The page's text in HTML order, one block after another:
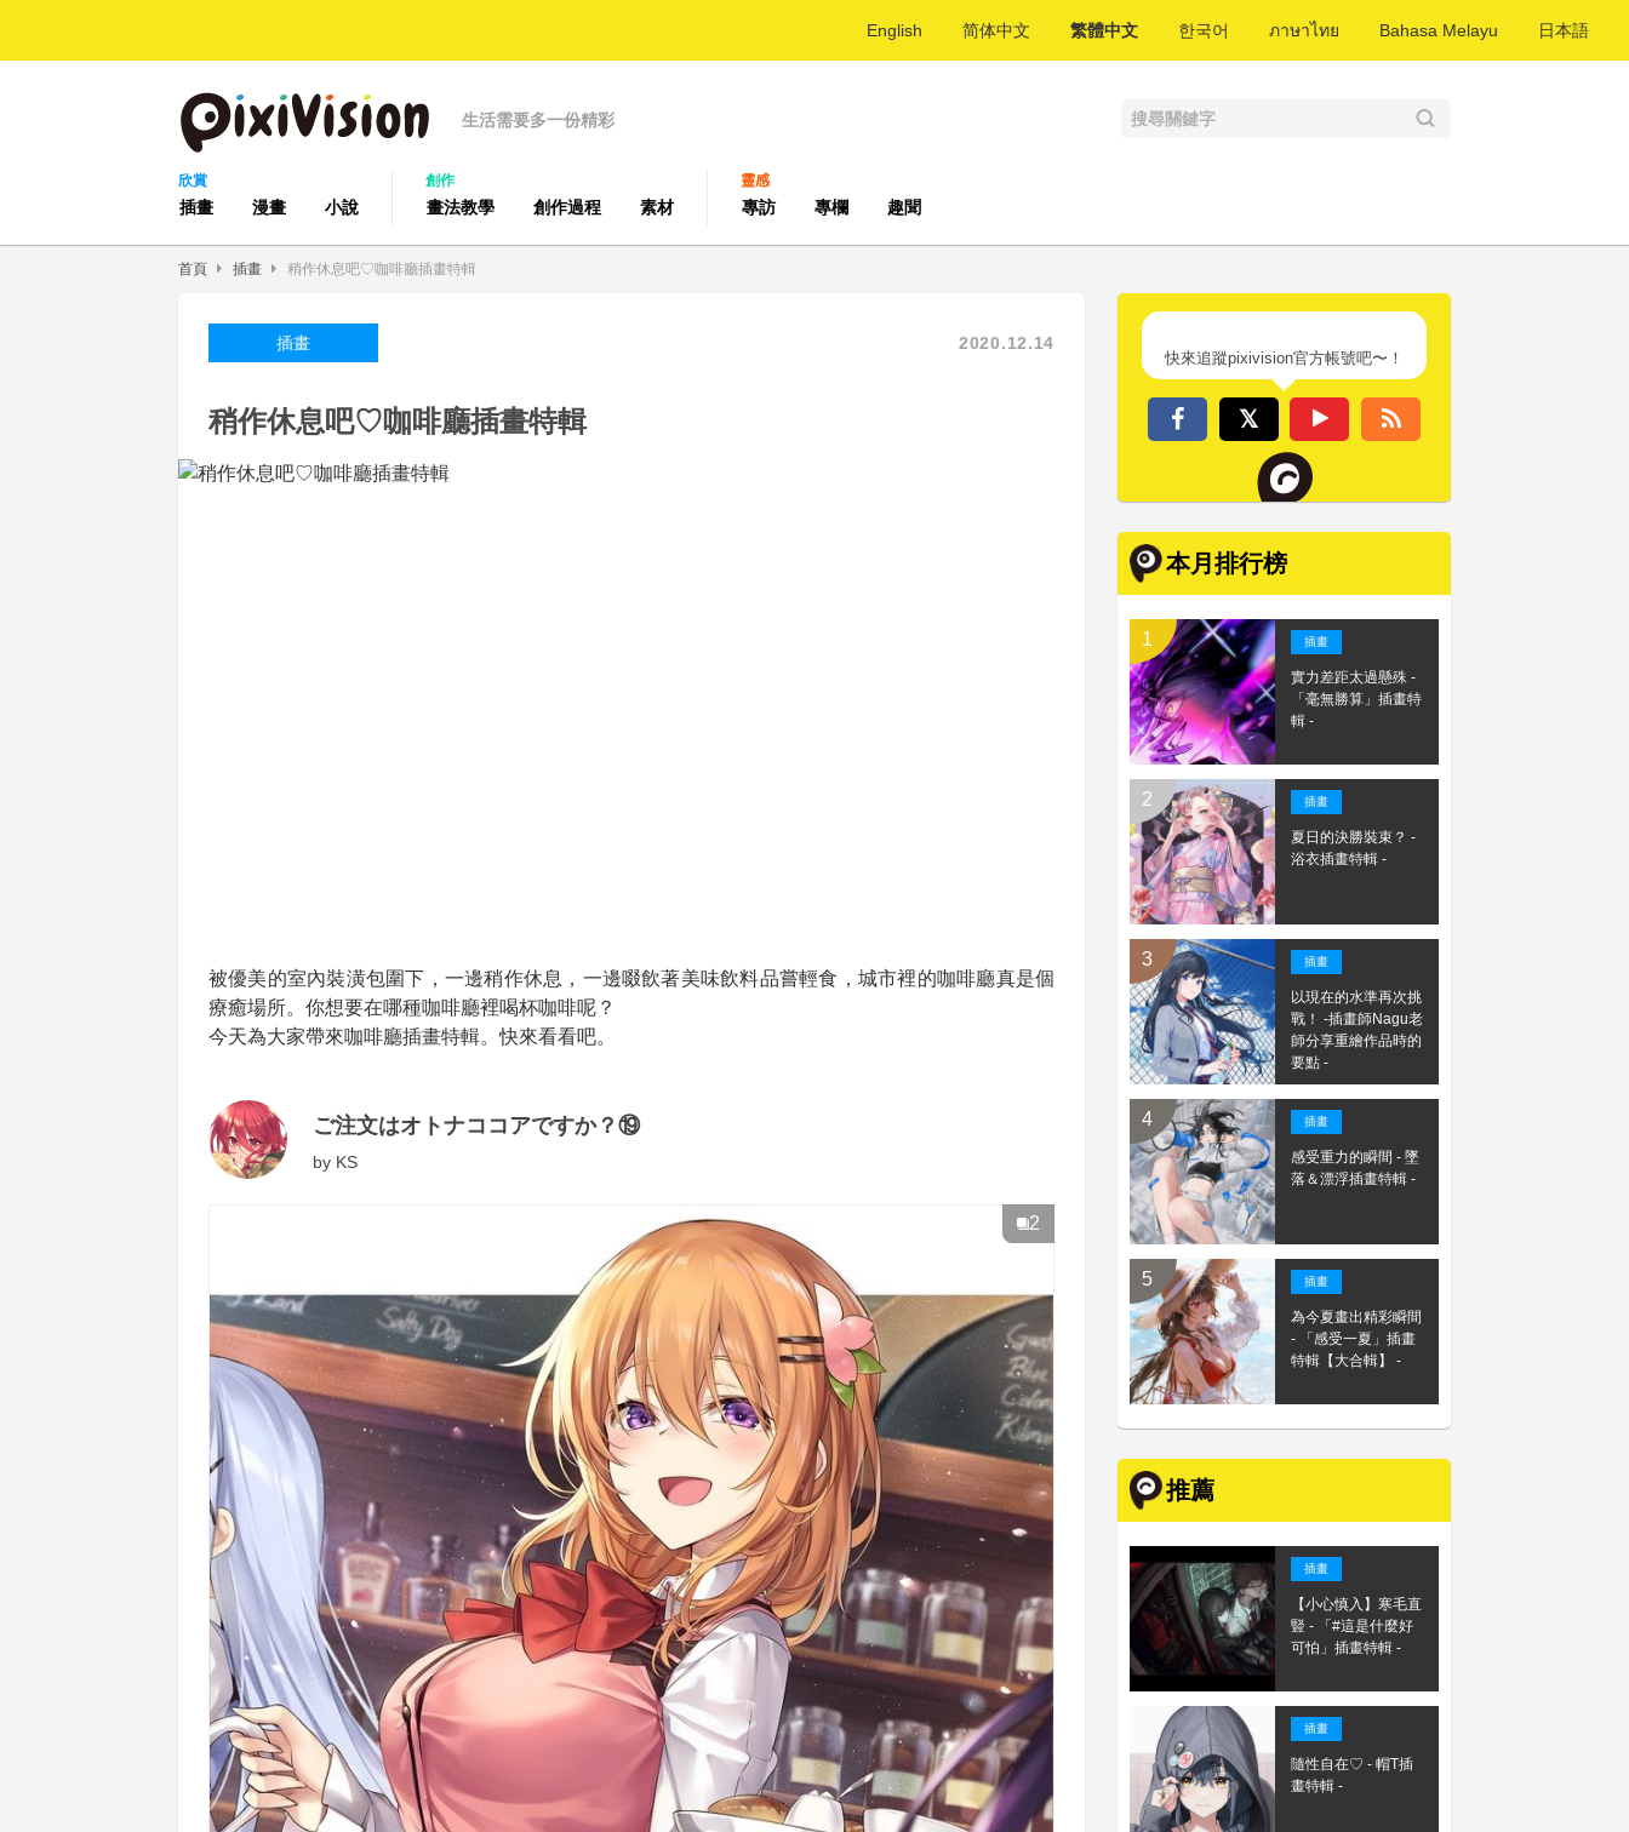
English 简体中文 繁體中文 한국어 ภาษาไทย Bahasa Melayu 日本語
生活需要多一份精彩
欣賞
插畫 漫畫 小說
創作
畫法教學 創作過程 素材
靈感
專訪 專欄 趣聞
首頁 插畫 稍作休息吧♡咖啡廳插畫特輯
插畫 2020.12.14
稍作休息吧♡咖啡廳插畫特輯
被優美的室內裝潢包圍下，一邊稍作休息，一邊啜飲著美味飲料品嘗輕食，城市裡的咖啡廳真是個
療癒場所。你想要在哪種咖啡廳裡喝杯咖啡呢？
今天為大家帶來咖啡廳插畫特輯。快來看看吧。
ご注文はオトナココアですか？⑲
by KS
2
快來追蹤pixivision官方帳號吧〜！
本月排行榜
插畫
實力差距太過懸殊 -
「毫無勝算」插畫特
輯 -
插畫
夏日的決勝裝束？ -
浴衣插畫特輯 -
插畫
以現在的水準再次挑
戰！ -插畫師Nagu老
師分享重繪作品時的
要點 -
插畫
感受重力的瞬間 - 墜
落＆漂浮插畫特輯 -
插畫
為今夏畫出精彩瞬間
- 「感受一夏」插畫
特輯【大合輯】 -
推薦
插畫
【小心慎入】寒毛直
豎 - 「#這是什麼好
可怕」插畫特輯 -
插畫
隨性自在♡ - 帽T插
畫特輯 -